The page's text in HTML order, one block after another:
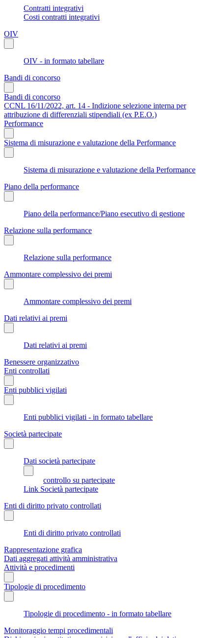
Contratti integrativi
Costi contratti integrativi
OIV
OIV - in formato tabellare
Bandi di concorso
Bandi di concorso
CCNL 16/11/2022, art. 14 - Indizione selezione interna per
attribuzione di differenziali stipendiali (ex P.E.O.)
Performance
Sistema di misurazione e valutazione della Performance
Sistema di misurazione e valutazione della Performance
Piano della performance
Piano della performance/Piano esecutivo di gestione
Relazione sulla performance
Relazione sulla performance
Ammontare complessivo dei premi
Ammontare complessivo dei premi
Dati relativi ai premi
Dati relativi ai premi
Benessere organizzativo
Enti controllati
Enti pubblici vigilati
Enti pubblici vigilati - in formato tabellare
Società partecipate
Dati società partecipate
controllo su partecipate
Link Società partecipate
Enti di diritto privato controllati
Enti di diritto privato controllati
Rappresentazione grafica
Dati aggregati attività amministrativa
Attività e procedimenti
Tipologie di procedimento
Tipologie di procedimento - in formato tabellare
Monitoraggio tempi procedimentali